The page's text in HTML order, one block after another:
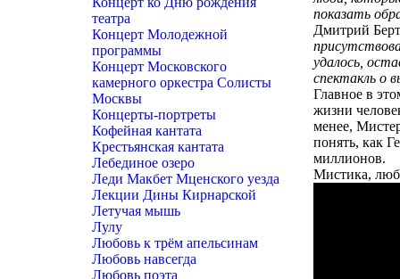
театра
Концерт Молодежной
программы
Концерт Московского
камерного оркестра Солисты
Москвы
Концерты-портреты
Кофейная кантата
Крестьянская кантата
Лебединое озеро
Леди Макбет Мценского уезда
Лекции Дины Кирнарской
Летучая мышь
Лулу
Любовь к трём апельсинам
Любовь навсегда
Любовь поэта
показать
Дмитрий
удалось,
спектакль о
Главное в
жизни
менее,
понять, как
миллионов.
Мистика,